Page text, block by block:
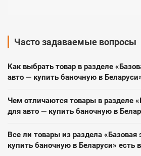
Часто задаваемые вопросы
Как выбрать товар в разделе
авто — купить баночную в
Чем отличаются товары в разделе
для авто — купить баночную в
Все ли товары из раздела
купить баночную в Беларуси» есть